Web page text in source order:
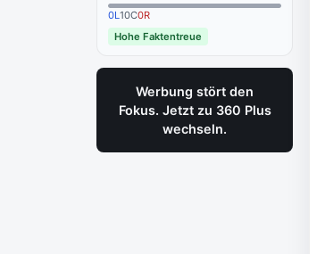
0L10C0R
Hohe Faktentreue
Werbung stört den
Fokus. Jetzt zu 360 Plus
wechseln.